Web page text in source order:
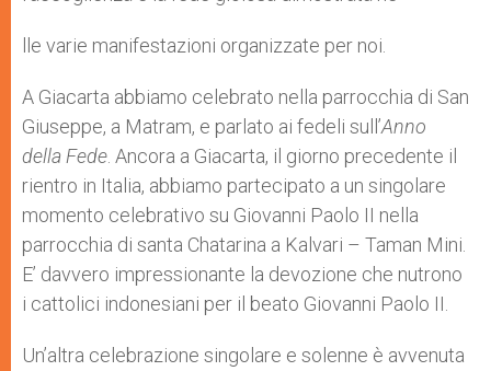
lle varie manifestazioni organizzate per noi.
A Giacarta abbiamo celebrato nella parrocchia di San
Giuseppe, a Matram, e parlato ai fedeli sull’Anno
della Fede . Ancora a Giacarta, il giorno precedente il
rientro in Italia, abbiamo partecipato a un singolare
momento celebrativo su Giovanni Paolo II nella
parrocchia di santa Chatarina a Kalvari – Taman Mini.
E’ davvero impressionante la devozione che nutrono
i cattolici indonesiani per il beato Giovanni Paolo II.
Un’altra celebrazione singolare e solenne è avvenuta